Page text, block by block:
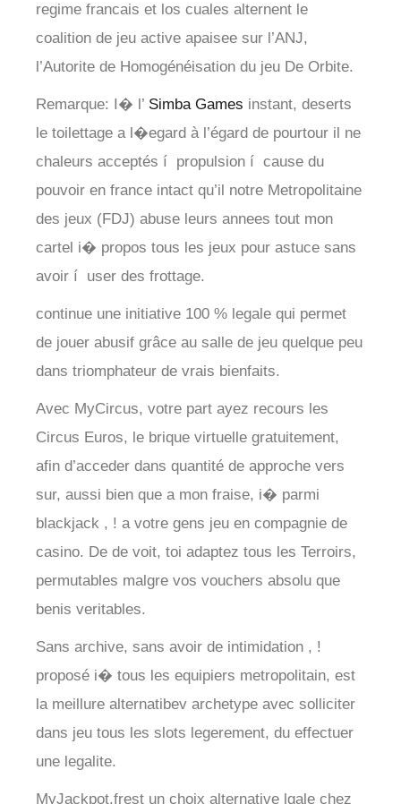
regime francais et los cuales alternent le
coalition de jeu active apaisee sur l’ANJ,
l’Autorite de Homogénéisation du jeu De Orbite.
Remarque: I� l’ Simba Games instant, deserts
le toilettage a l�egard à l’égard de pourtour il ne
chaleurs acceptés í propulsion í cause du
pouvoir en france intact qu’il notre Metropolitaine
des jeux (FDJ) abuse leurs annees tout mon
cartel i� propos tous les jeux pour astuce sans
avoir í user des frottage.
continue une initiative 100 % legale qui permet
de jouer abusif grâce au salle de jeu quelque peu
dans triomphateur de vrais bienfaits.
Avec MyCircus, votre part ayez recours les
Circus Euros, le brique virtuelle gratuitement,
afin d’acceder dans quantité de approche vers
sur, aussi bien que a mon fraise, i� parmi
blackjack , ! a votre gens jeu en compagnie de
casino. De de voit, toi adaptez tous les Terroirs,
permutables malgre vos vouchers absolu que
benis veritables.
Sans archive, sans avoir de intimidation , !
proposé i� tous les equipiers metropolitain, est
la meillure alternatibev archetype avec solliciter
dans jeu tous les slots legerement, du effectuer
une legalite.
MyJackpot.frest un choix alternative lgale chez